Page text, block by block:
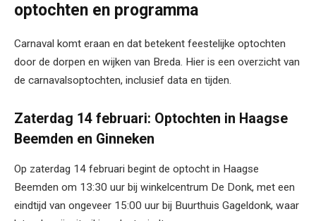
optochten en programma
Carnaval komt eraan en dat betekent feestelijke optochten
door de dorpen en wijken van Breda. Hier is een overzicht van
de carnavalsoptochten, inclusief data en tijden.
Zaterdag 14 februari: Optochten in Haagse
Beemden en Ginneken
Op zaterdag 14 februari begint de optocht in Haagse
Beemden om 13:30 uur bij winkelcentrum De Donk, met een
eindtijd van ongeveer 15:00 uur bij Buurthuis Gageldonk, waar